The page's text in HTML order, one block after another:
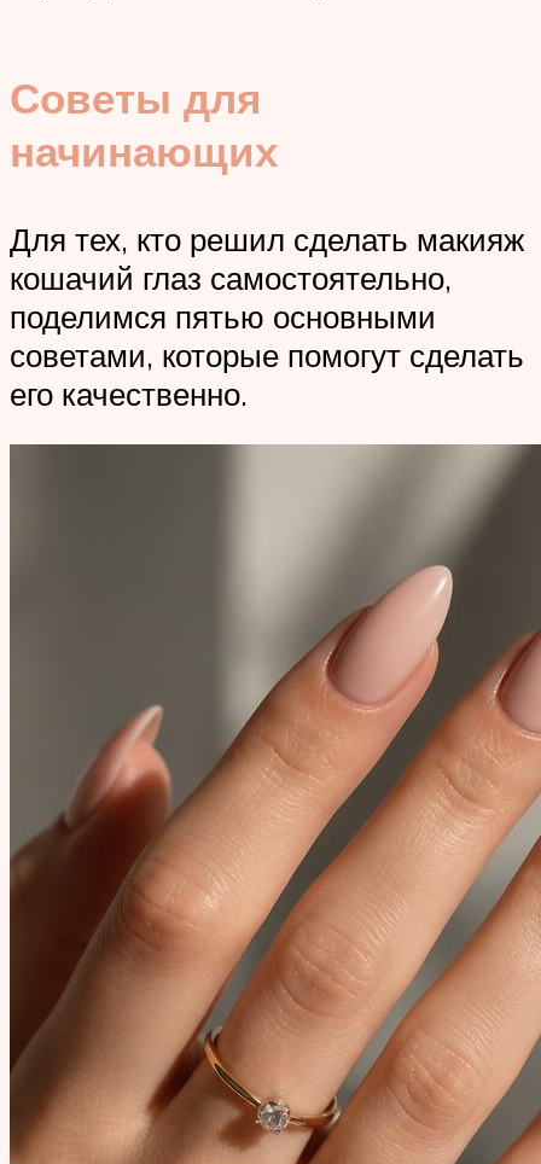
Советы для
начинающих
Для тех, кто решил сделать макияж
кошачий глаз самостоятельно,
поделимся пятью основными
советами, которые помогут сделать
его качественно.